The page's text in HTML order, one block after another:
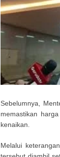
Sebelumnya,
memastikan
kenaikan.
Melalui